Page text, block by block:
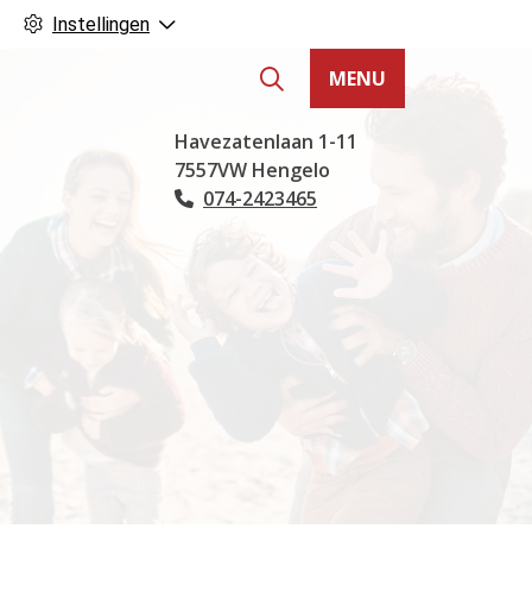
Instellingen
Hoofdmenu
MENU
Havezatenlaan 1-11
7557VW Hengelo
Tel:
074-2423465